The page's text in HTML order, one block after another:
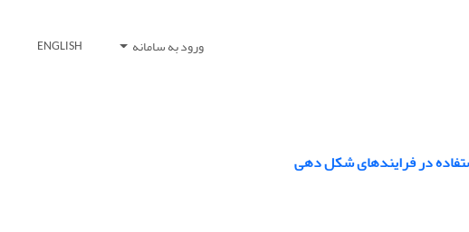
ورود به سامانه ENGLISH
در فرایندهای شکل ‏دهی